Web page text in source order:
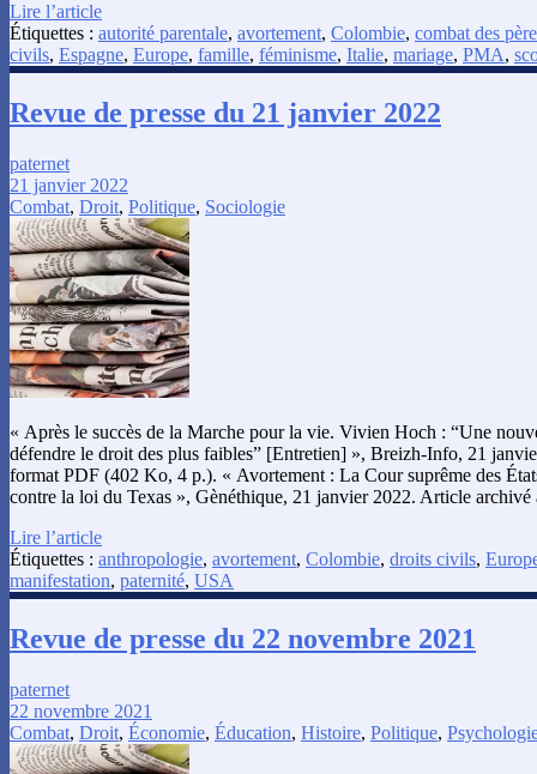
Lire l’article
Étiquettes : autorité parentale, avortement, Colombie, combat des
civils, Espagne, Europe, famille, féminisme, Italie, mariage, PMA,
Revue de presse du 21 janvier 2022
paternet
21 janvier 2022
Combat, Droit, Politique, Sociologie
« Après le succès de la Marche pour la vie. Vivien Hoch : “Une
défendre le droit des plus faibles” [Entretien] », Breizh-Info, 21
format PDF (402 Ko, 4 p.). « Avortement : La Cour suprême des
contre la loi du Texas », Gènéthique, 21 janvier 2022. Article
Lire l’article
Étiquettes : anthropologie, avortement, Colombie, droits civils,
manifestation, paternité, USA
Revue de presse du 22 novembre 2021
paternet
22 novembre 2021
Combat, Droit, Économie, Éducation, Histoire, Politique,